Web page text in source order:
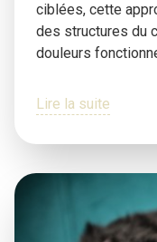
ciblées, cette
des structures du
douleurs
Lire la suite